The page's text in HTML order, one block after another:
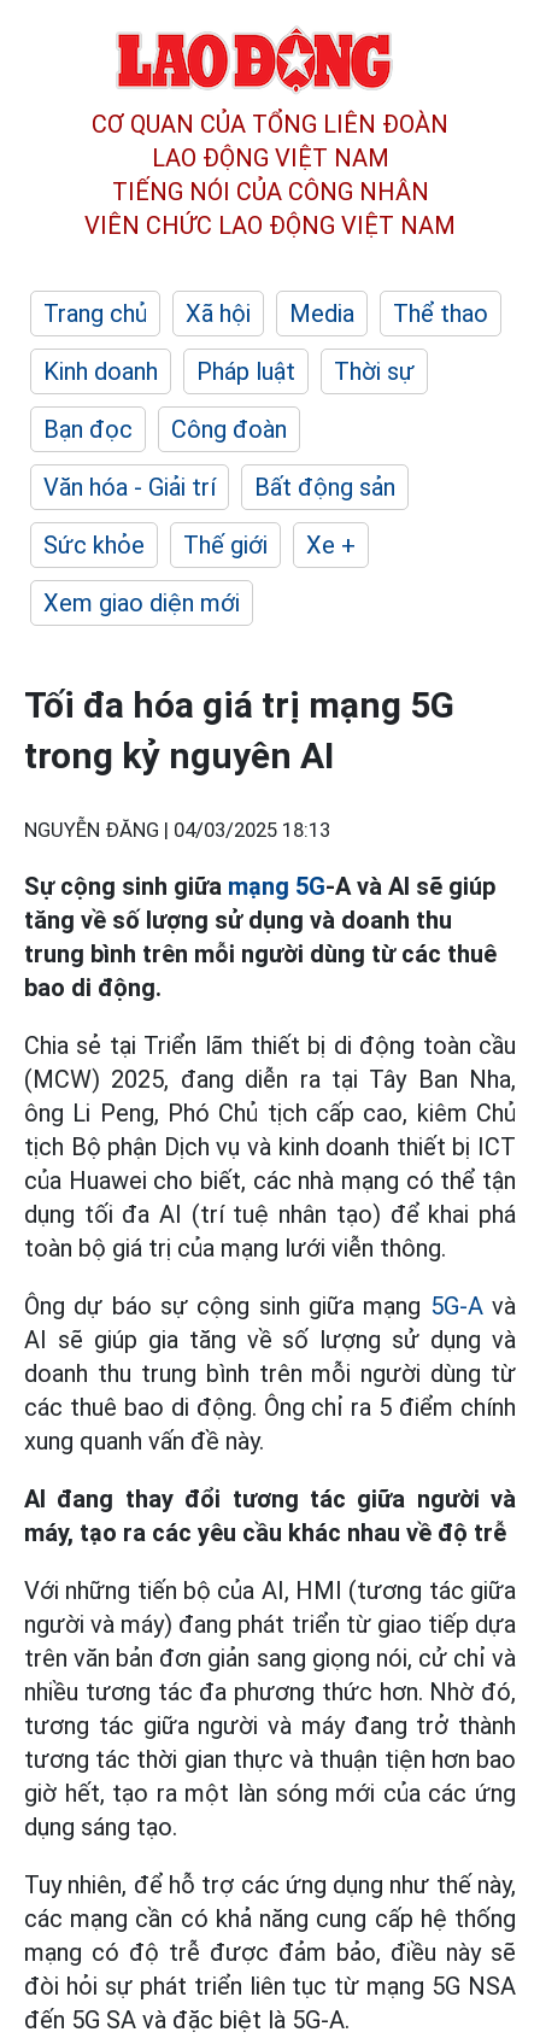
CƠ QUAN CỦA TỔNG LIÊN ĐOÀN
LAO ĐỘNG VIỆT NAM
TIẾNG NÓI CỦA CÔNG NHÂN
VIÊN CHỨC LAO ĐỘNG VIỆT NAM
Trang chủ Xã hội Media
Thể thao
Kinh doanh
Pháp luật
Thời sự
Bạn đọc
Công đoàn
Văn hóa - Giải trí
Bất động sản
Sức khỏe
Thế giới
Xe +
Xem giao diện mới
Tối đa hóa giá trị mạng 5G
trong kỷ nguyên AI
NGUYỄN ĐĂNG | 04/03/2025 18:13
Sự cộng sinh giữa mạng 5G-A và AI sẽ giúp
tăng về số lượng sử dụng và doanh thu
trung bình trên mỗi người dùng từ các thuê
bao di động.
Chia sẻ tại Triển lãm thiết bị di động toàn cầu
(MCW) 2025, đang diễn ra tại Tây Ban Nha,
ông Li Peng, Phó Chủ tịch cấp cao, kiêm Chủ
tịch Bộ phận Dịch vụ và kinh doanh thiết bị ICT
của Huawei cho biết, các nhà mạng có thể tận
dụng tối đa AI (trí tuệ nhân tạo) để khai phá
toàn bộ giá trị của mạng lưới viễn thông.
Ông dự báo sự cộng sinh giữa mạng 5G-Avà
AI sẽ giúp gia tăng về số lượng sử dụng và
doanh thu trung bình trên mỗi người dùng từ
các thuê bao di động. Ông chỉ ra 5 điểm chính
xung quanh vấn đề này.
AI đang thay đổi tương tác giữa người và
máy, tạo ra các yêu cầu khác nhau về độ trễ
Với những tiến bộ của AI, HMI (tương tác giữa
người và máy) đang phát triển từ giao tiếp dựa
trên văn bản đơn giản sang giọng nói, cử chỉ và
nhiều tương tác đa phương thức hơn. Nhờ đó,
tương tác giữa người và máy đang trở thành
tương tác thời gian thực và thuận tiện hơn bao
giờ hết, tạo ra một làn sóng mới của các ứng
dụng sáng tạo.
Tuy nhiên, để hỗ trợ các ứng dụng như thế này,
các mạng cần có khả năng cung cấp hệ thống
mạng có độ trễ được đảm bảo, điều này sẽ
đòi hỏi sự phát triển liên tục từ mạng 5G NSA
đến 5G SA và đặc biệt là 5G-A.